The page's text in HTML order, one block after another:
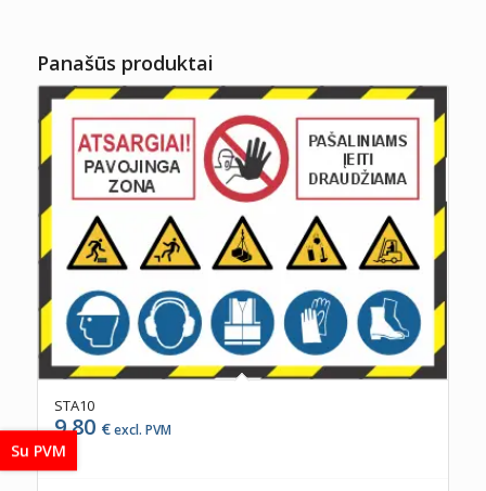
Panašūs produktai
STA10
9,80 €excl. PVM
Su PVM